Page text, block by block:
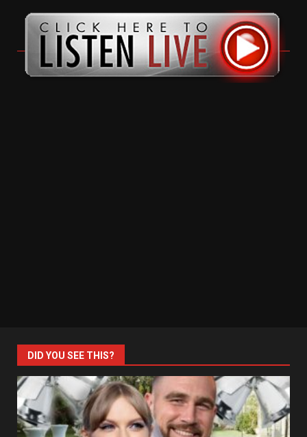
DID YOU SEE THIS?